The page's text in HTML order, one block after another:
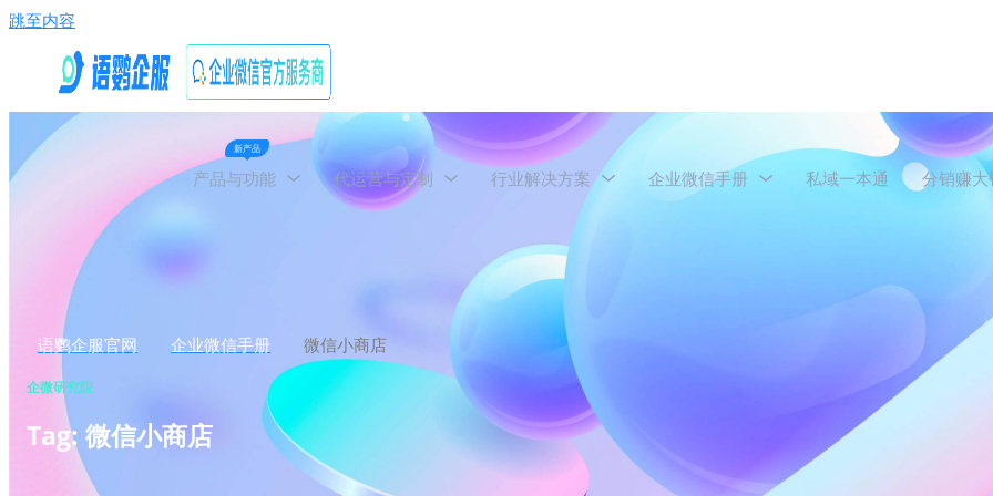
跳至内容
新产品
产品与功能 代运营与定制 行业解决方案 企业微信手册 私域一本通 分销赚大
语鹦企服官网 企业微信手册 微信小商店
企微研究院
Tag: 微信小商店